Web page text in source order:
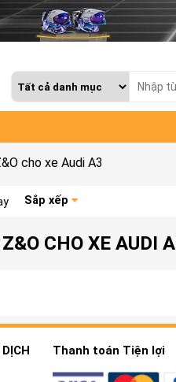
cho xe Audi A3
Sắp xếp
CHO XE AUDI
Thanh toán Tiện lợi